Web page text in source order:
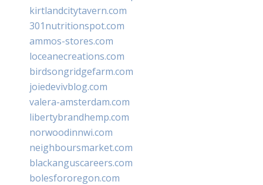
kirtlandcitytavern.com
301nutritionspot.com
ammos-stores.com
loceanecreations.com
birdsongridgefarm.com
joiedevivblog.com
valera-amsterdam.com
libertybrandhemp.com
norwoodinnwi.com
neighboursmarket.com
blackanguscareers.com
bolesfororegon.com